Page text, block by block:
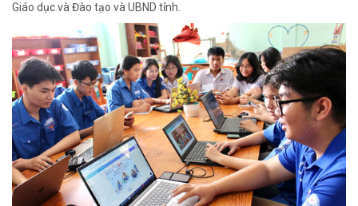
Giáo dục và Đào tạo và UBND tỉnh.